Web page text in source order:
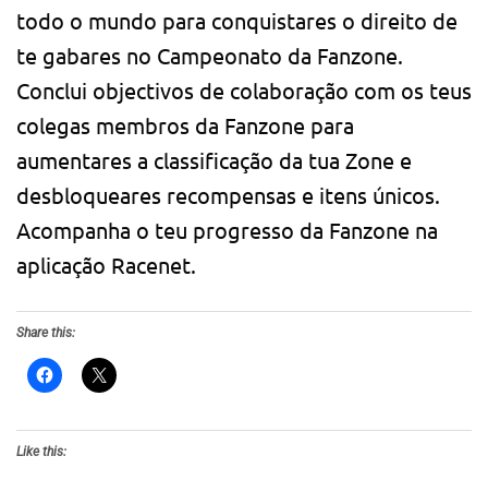
todo o mundo para conquistares o direito de
te gabares no Campeonato da Fanzone.
Conclui objectivos de colaboração com os teus
colegas membros da Fanzone para
aumentares a classificação da tua Zone e
desbloqueares recompensas e itens únicos.
Acompanha o teu progresso da Fanzone na
aplicação Racenet.
Share this:
Like this: